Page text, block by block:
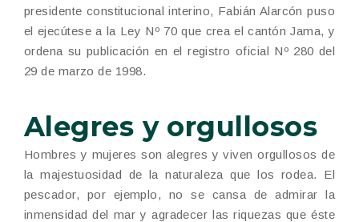
presidente constitucional interino, Fabián Alarcón puso
el ejecútese a la Ley Nº 70 que crea el cantón Jama, y
ordena su publicación en el registro oficial Nº 280 del
29 de marzo de 1998.
Alegres y orgullosos
Hombres y mujeres son alegres y viven orgullosos de
la majestuosidad de la naturaleza que los rodea. El
pescador, por ejemplo, no se cansa de admirar la
inmensidad del mar y agradecer las riquezas que éste